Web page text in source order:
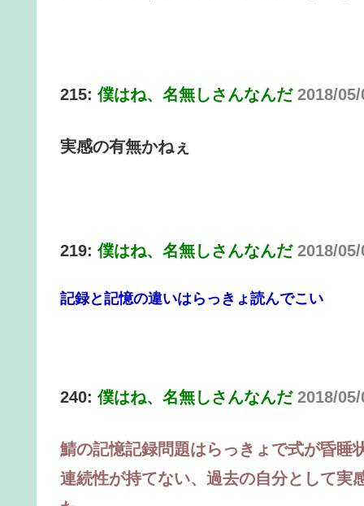
215:僕はね、名無しさんなんだ 2018/
実感の有無かねぇ
219:僕はね、名無しさんなんだ 2018/
記録と記憶の違いはらっきょ読んでこい
240:僕はね、名無しさんなんだ 2018/
鯖の記憶記録問題はらっきょで式が昏睡
連続性が持てない、過去の自分として実